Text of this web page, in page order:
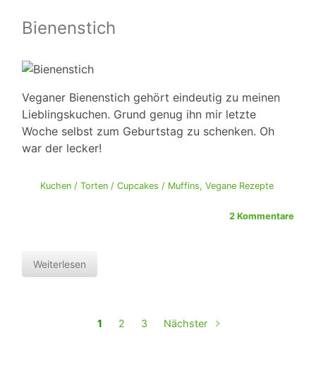
Bienenstich
Veganer Bienenstich gehört eindeutig zu meinen
Lieblingskuchen. Grund genug ihn mir letzte
Woche selbst zum Geburtstag zu schenken. Oh
war der lecker!
Kuchen / Torten / Cupcakes / Muffins, Vegane Rezepte
2 Kommentare
Weiterlesen
1 2 3 Nächster